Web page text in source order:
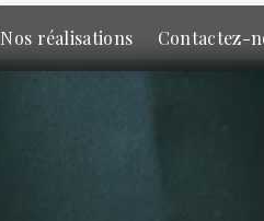
Nos réalisations Contactez-